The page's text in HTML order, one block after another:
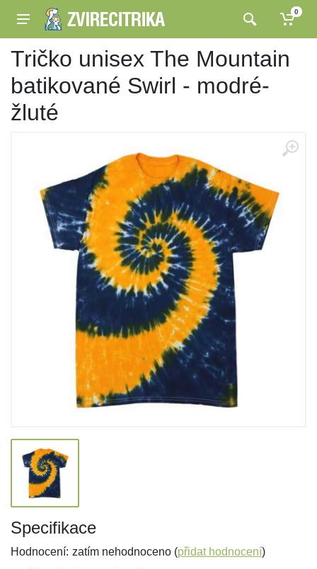
0
Tričko unisex The Mountain
batikované Swirl - modré-
žluté
Specifikace
Hodnocení: zatím nehodnoceno (přidat hodnocení)